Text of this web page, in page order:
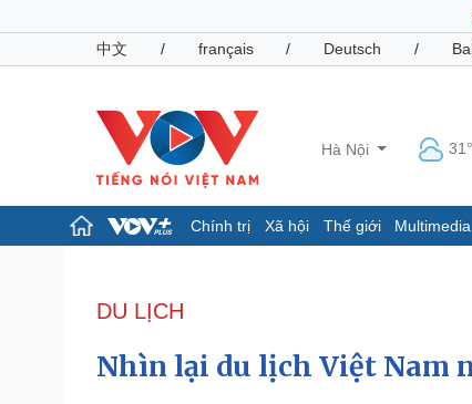
中文
/ français / Deutsch /
Hà Nội
Chính trị Xã hội Thế giới Multimedia
Đảng
Tổ chức nhân sự
Nhận diện sự thật
Dấu ấn VOV
DU LỊCH
Nhìn lại du lịch Việt Nam